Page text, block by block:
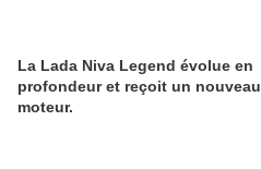
La Lada Niva Legend évolue en
profondeur et reçoit un nouveau
moteur.